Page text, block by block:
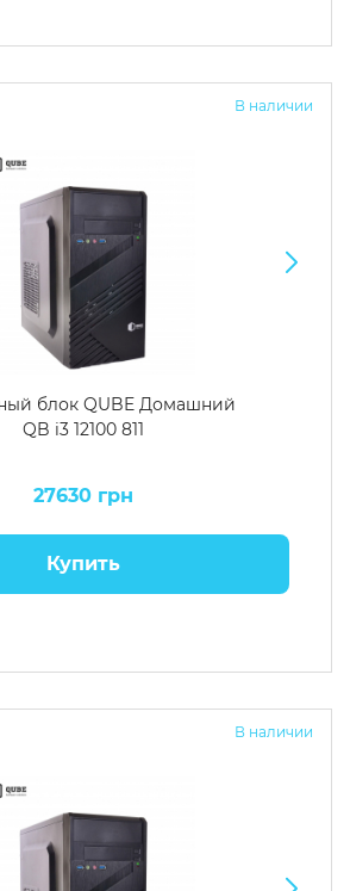
В наличии
блок QUBE Домашний
QB i3 12100 811
27630 грн
Купить
В наличии